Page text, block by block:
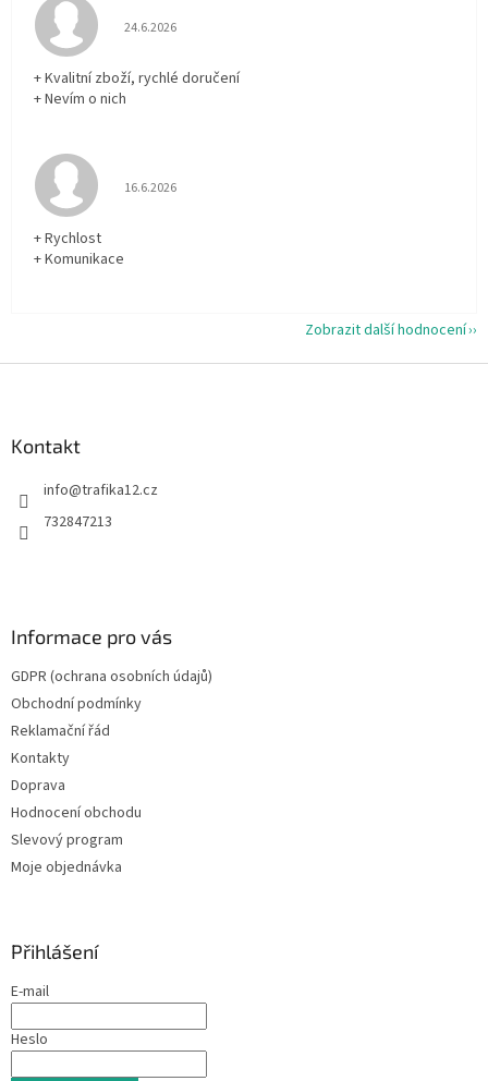
Hodnocení obchodu je 5 z 5 hvězdiček.
24.6.2026
+ Kvalitní zboží, rychlé doručení
+ Nevím o nich
Hodnocení obchodu je 5 z 5 hvězdiček.
16.6.2026
+ Rychlost
+ Komunikace
Zobrazit další hodnocení
Kontakt
info@trafika12.cz
732847213
Informace pro vás
GDPR (ochrana osobních údajů)
Obchodní podmínky
Reklamační řád
Kontakty
Doprava
Hodnocení obchodu
Slevový program
Moje objednávka
Přihlášení
E-mail
Heslo